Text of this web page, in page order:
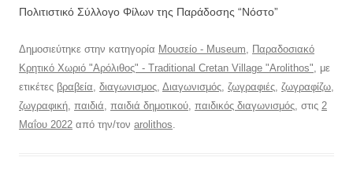
Πολιτιστικό Σύλλογο Φίλων της Παράδοσης “Νόστο”
Δημοσιεύτηκε στην κατηγορία Μουσείο - Museum
Παραδοσιακό
Κρητικό Χωριό "Αρόλιθος" - Traditional Cretan Village "Arolithos" , με
ετικέτες βραβεία διαγωνισμος Διαγωνισμός ζωγραφιές ζωγραφίζω
ζωγραφική παιδιά παιδιά δημοτικού παιδικός διαγωνισμός , στις 2
Μαΐου 2022 από την/τον arolithos